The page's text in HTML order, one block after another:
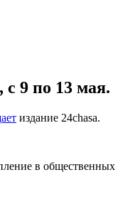
9 по 13 мая.
издание 24chasa.
в общественных